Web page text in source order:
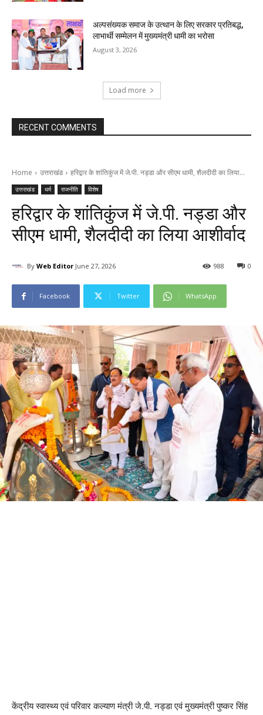
अल्पसंख्यक समाज के उत्थान के लिए सरकार प्रतिबद्ध,
लाभार्थी सम्मेलन में मुख्यमंत्री धामी का भरोसा
August 3, 2026
Load more
RECENT COMMENTS